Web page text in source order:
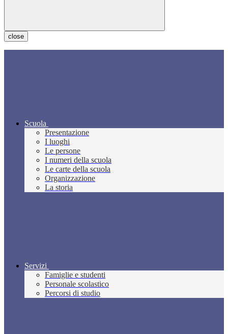
close
Scuola
Presentazione
I luoghi
Le persone
I numeri della scuola
Le carte della scuola
Organizzazione
La storia
Servizi
Famiglie e studenti
Personale scolastico
Percorsi di studio